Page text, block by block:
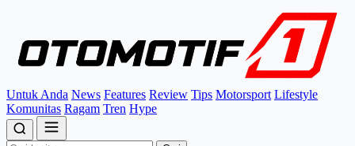
Untuk Anda News Features Review Tips Motorsport Lifestyle
Komunitas Ragam Tren Hype